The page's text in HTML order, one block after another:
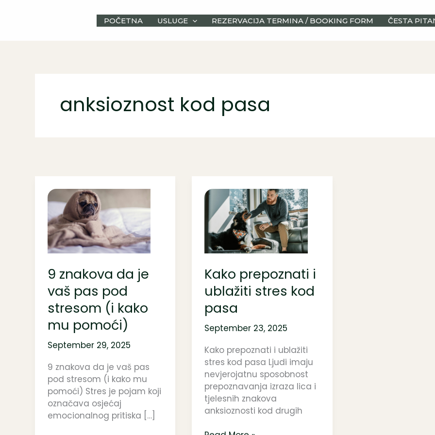
POČETNA USLUGE REZERVACIJA TERMINA / BOOKING FORM ČESTA
anksioznost kod pasa
9 znakova da je
vaš pas pod
stresom (i kako
mu pomoći)
September 29, 2025
9 znakova da je vaš pas
pod stresom (i kako mu
pomoći) Stres je pojam koji
označava osjećaj
emocionalnog pritiska […]
9
znakova
da
je
vaš
pas
pod
stresom
(i
kako
mu
pomoći)
Kako prepoznati i
ublažiti stres kod
pasa
September 23, 2025
Kako prepoznati i ublažiti
stres kod pasa Ljudi imaju
nevjerojatnu sposobnost
prepoznavanja izraza lica i
tjelesnih znakova
anksioznosti kod drugih
Kako
prepoznati
ublažiti
stres
kod
pasa